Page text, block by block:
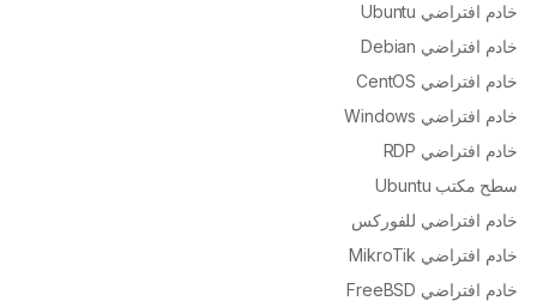
خادم افتراضي Ubuntu
خادم افتراضي Debian
خادم افتراضي CentOS
خادم افتراضي Windows
خادم افتراضي RDP
سطح مكتب Ubuntu
خادم افتراضي للفوركس
خادم افتراضي MikroTik
خادم افتراضي FreeBSD